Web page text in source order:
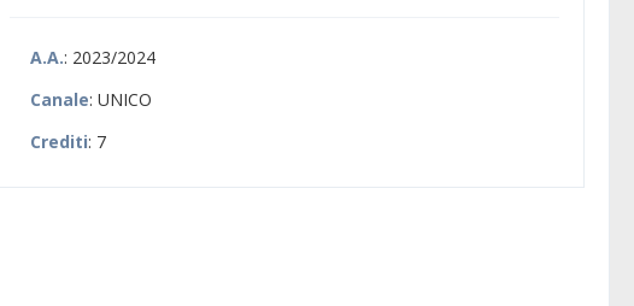
A.A.: 2023/2024
Canale: UNICO
Crediti: 7